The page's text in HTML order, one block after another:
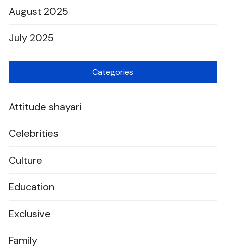
August 2025
July 2025
Categories
Attitude shayari
Celebrities
Culture
Education
Exclusive
Family